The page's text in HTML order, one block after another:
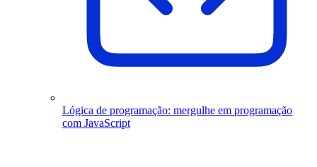
Lógica de programação: mergulhe em programação
com JavaScript